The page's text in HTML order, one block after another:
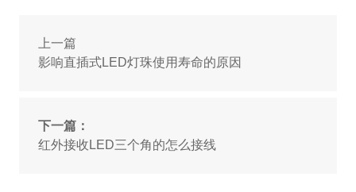
上一篇
影响直插式LED灯珠使用寿命的原因
下一篇：
红外接收LED三个角的怎么接线